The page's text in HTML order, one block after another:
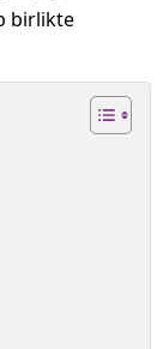
birlikte